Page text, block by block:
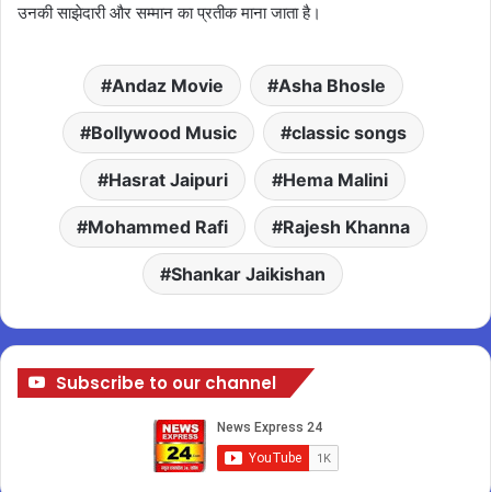
उनकी साझेदारी और सम्मान का प्रतीक माना जाता है।
Andaz Movie Asha Bhosle
Bollywood Music classic songs
Hasrat Jaipuri Hema Malini
Mohammed Rafi Rajesh Khanna
Shankar Jaikishan
Subscribe to our channel